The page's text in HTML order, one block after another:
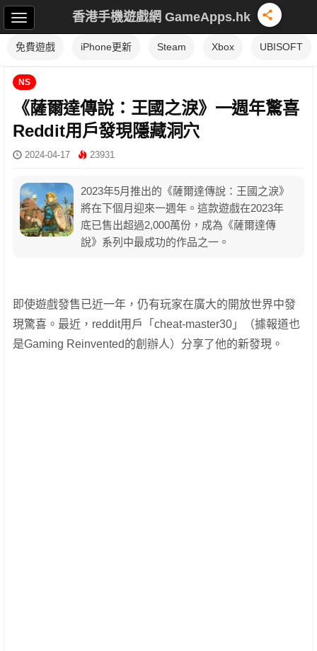
香港手機遊戲網 GameApps.hk
免費遊戲 iPhone更新 Steam Xbox UBISOFT
NS
《薩爾達傳說：王國之淚》一週年驚喜
Reddit用戶發現隱藏洞穴
2024-04-17 23931
2023年5月推出的《薩爾達傳說：王國之淚》
將在下個月迎來一週年。這款遊戲在2023年
底已售出超過2,000萬份，成為《薩爾達傳
說》系列中最成功的作品之一。
即使遊戲發售已近一年，仍有玩家在廣大的開放世界中發
現驚喜。最近，reddit用戶「cheat-master30」（據報道也
是Gaming Reinvented的創辦人）分享了他的新發現。